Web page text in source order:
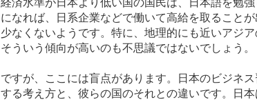
経済水準が日本より低い国の国民は、日本語を勉
になれば、日系企業などで働いて高給を取ること
少なくないようです。特に、地理的にも近いアジ
そういう傾向が高いのも不思議ではないでしょう。
ですが、ここには盲点があります。日本のビジネ
する考え方と、彼らの国のそれとの違いです。日